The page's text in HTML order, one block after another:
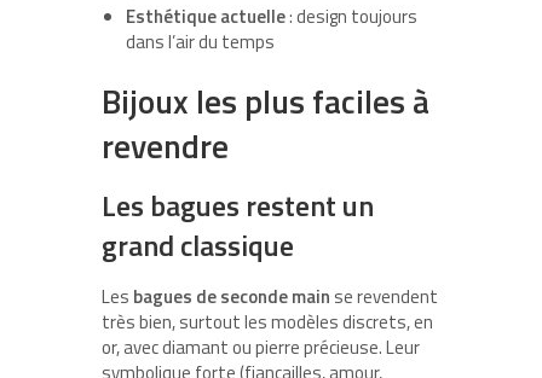
Esthétique actuelle: design toujours
dans l’air du temps
Bijoux les plus faciles à
revendre
Les bagues restent un
grand classique
Les bagues de seconde main se revendent
très bien, surtout les modèles discrets, en
or, avec diamant ou pierre précieuse. Leur
symbolique forte (fiançailles, amour,